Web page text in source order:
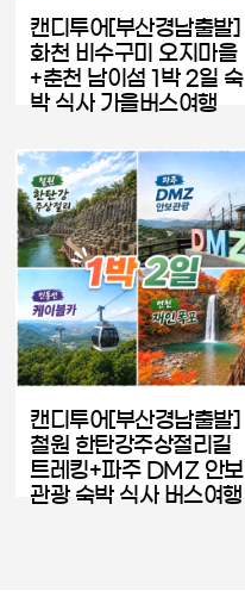
캔디투어[부산경남출발]
화천 비수구미 오지마을
+춘천 남이섬 1박 2일 숙
박 식사 가을버스여행
캔디투어[부산경남출발]
철원 한탄강주상절리길
트레킹+파주 DMZ 안보
관광 숙박 식사 버스여행